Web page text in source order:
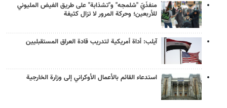
منفذَيّ "شلمجه" و"تشذابة" على طريق الفيض المليوني
للأربعين؛ وحركة المرور لا تزال كثيفة
آيلب: أداة أمريكية لتدريب قادة العراق المستقبليين
استدعاء القائم بالأعمال الأوكراني إلى وزارة الخارجية